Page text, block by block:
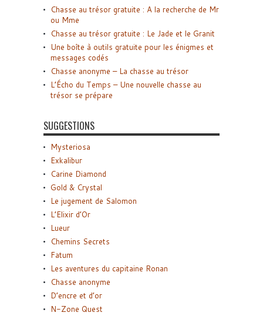
Chasse au trésor gratuite : A la recherche de Mr
ou Mme
Chasse au trésor gratuite : Le Jade et le Granit
Une boîte à outils gratuite pour les énigmes et
messages codés
Chasse anonyme – La chasse au trésor
L’Écho du Temps – Une nouvelle chasse au
trésor se prépare
SUGGESTIONS
Mysteriosa
Exkalibur
Carine Diamond
Gold & Crystal
Le jugement de Salomon
L’Elixir d’Or
Lueur
Chemins Secrets
Fatum
Les aventures du capitaine Ronan
Chasse anonyme
D’encre et d’or
N-Zone Quest